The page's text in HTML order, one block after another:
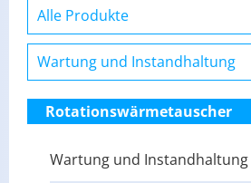
Rotationswärmetauscher
Wartung und Instandhaltung